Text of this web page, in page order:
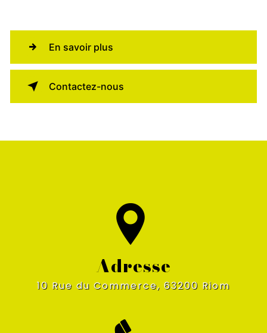
En savoir plus
Contactez-nous
Adresse
10 Rue du Commerce, 63200 Riom